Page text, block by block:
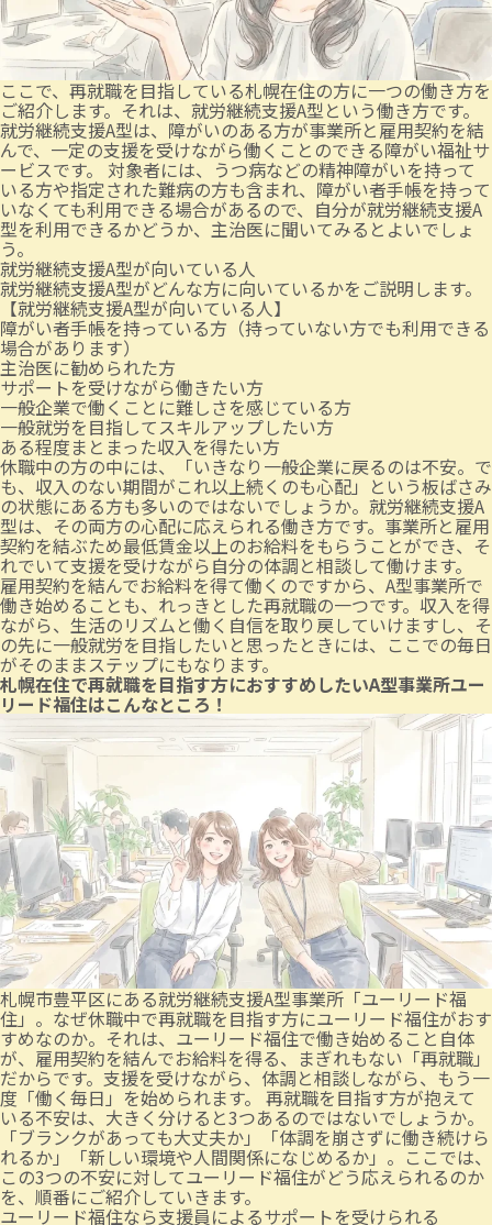
ここで、再就職を目指している札幌在住の方に一つの働き方を
ご紹介します。それは、就労継続支援A型という働き方です。
就労継続支援A型は、障がいのある方が事業所と雇用契約を結
んで、一定の支援を受けながら働くことのできる障がい福祉サ
ービスです。 対象者には、うつ病などの精神障がいを持って
いる方や指定された難病の方も含まれ、障がい者手帳を持って
いなくても利用できる場合があるので、自分が就労継続支援A
型を利用できるかどうか、主治医に聞いてみるとよいでしょ
う。
就労継続支援A型が向いている人
就労継続支援A型がどんな方に向いているかをご説明します。
【就労継続支援A型が向いている人】
障がい者手帳を持っている方（持っていない方でも利用できる
場合があります）
主治医に勧められた方
サポートを受けながら働きたい方
一般企業で働くことに難しさを感じている方
一般就労を目指してスキルアップしたい方
ある程度まとまった収入を得たい方
休職中の方の中には、「いきなり一般企業に戻るのは不安。で
も、収入のない期間がこれ以上続くのも心配」という板ばさみ
の状態にある方も多いのではないでしょうか。就労継続支援A
型は、その両方の心配に応えられる働き方です。事業所と雇用
契約を結ぶため最低賃金以上のお給料をもらうことができ、そ
れでいて支援を受けながら自分の体調と相談して働けます。
雇用契約を結んでお給料を得て働くのですから、A型事業所で
働き始めることも、れっきとした再就職の一つです。収入を得
ながら、生活のリズムと働く自信を取り戻していけますし、そ
の先に一般就労を目指したいと思ったときには、ここでの毎日
がそのままステップにもなります。
札幌在住で再就職を目指す方におすすめしたいA型事業所ユー
リード福住はこんなところ！
札幌市豊平区にある就労継続支援A型事業所「ユーリード福
住」。なぜ休職中で再就職を目指す方にユーリード福住がおす
すめなのか。それは、ユーリード福住で働き始めること自体
が、雇用契約を結んでお給料を得る、まぎれもない「再就職」
だからです。支援を受けながら、体調と相談しながら、もう一
度「働く毎日」を始められます。 再就職を目指す方が抱えて
いる不安は、大きく分けると3つあるのではないでしょうか。
「ブランクがあっても大丈夫か」「体調を崩さずに働き続けら
れるか」「新しい環境や人間関係になじめるか」。ここでは、
この3つの不安に対してユーリード福住がどう応えられるのか
を、順番にご紹介していきます。
ユーリード福住なら支援員によるサポートを受けられる